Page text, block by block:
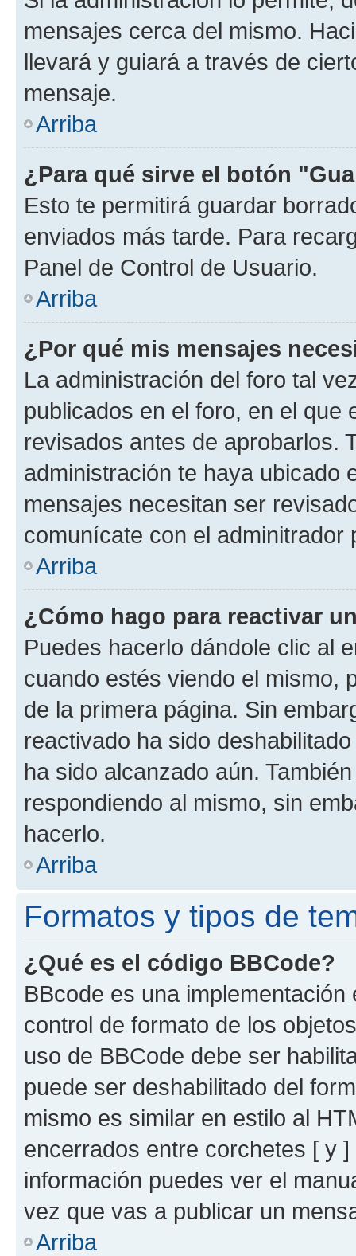
mensajes cerca del mismo.
llevará y guiará a través de
mensaje.
Arriba
¿Para qué sirve el botón
Esto te permitirá guardar
enviados más tarde. Para
Panel de Control de Usuario.
Arriba
¿Por qué mis mensajes
La administración del foro tal
publicados en el foro, en el
revisados antes de aprobarlos.
administración te haya ubicado
mensajes necesitan ser
comunícate con el
Arriba
¿Cómo hago para reactivar
Puedes hacerlo dándole clic al
cuando estés viendo el mismo,
de la primera página. Sin
reactivado ha sido
ha sido alcanzado aún.
respondiendo al mismo, sin
hacerlo.
Arriba
Formatos y tipos de
¿Qué es el código BBCode?
BBcode es una
control de formato de los
uso de BBCode debe ser
puede ser deshabilitado del
mismo es similar en estilo al
encerrados entre corchetes [ y
información puedes ver el
vez que vas a publicar un
Arriba